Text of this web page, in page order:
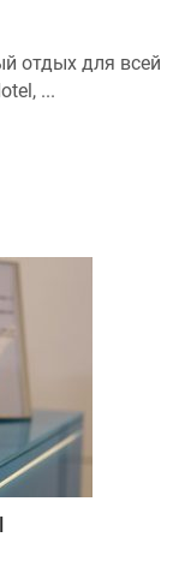
отдых для всей
...